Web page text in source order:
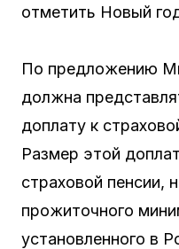
отметить Новый
По предложению
должна
доплату к
Размер этой
страховой пенсии,
прожиточного
установленного в